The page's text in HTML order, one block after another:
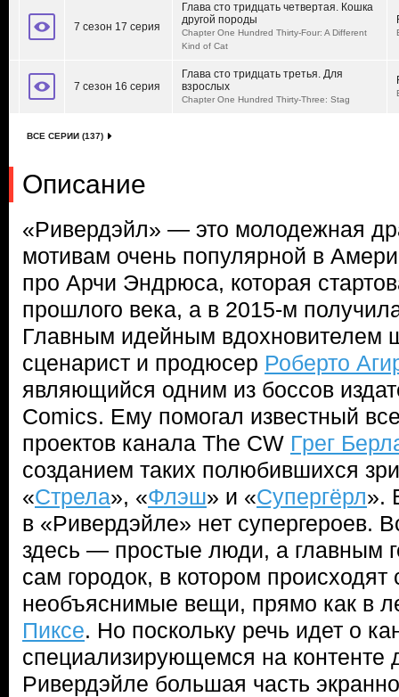
7 сезон 17 серия
Глава сто тридцать четвертая. Кошка
другой породы
Chapter One Hundred Thirty-Four: A Different
Kind of Cat‎
7 сезон 16 серия
Глава сто тридцать третья. Для
взрослых
Chapter One Hundred Thirty-Three: Stag
ВСЕ СЕРИИ (137)
Описание
«Ривердэйл» — это молодежная
мотивам очень популярной в
про Арчи Эндрюса, которая
прошлого века, а в 2015-м
Главным идейным вдохновителем
сценарист и продюсер Роберто
являющийся одним из боссов
Comics. Ему помогал известный
проектов канала The CW Грег
созданием таких полюбившихся
«Стрела», «Флэш» и «Супергёрл».
в «Ривердэйле» нет супергероев.
здесь — простые люди, а главным
сам городок, в котором происходят
необъяснимые вещи, прямо как в
Пиксе. Но поскольку речь идет о
специализирующемся на контенте
Ривердэйле большая часть